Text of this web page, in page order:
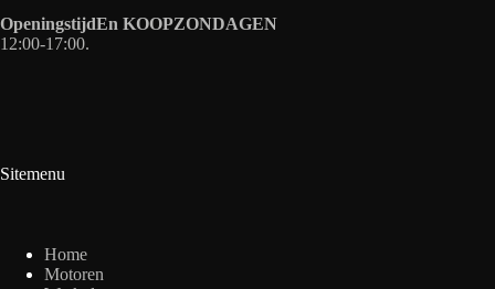
OpeningstijdEn KOOPZONDAGEN
12:00-17:00.
Sitemenu
Home
Motoren